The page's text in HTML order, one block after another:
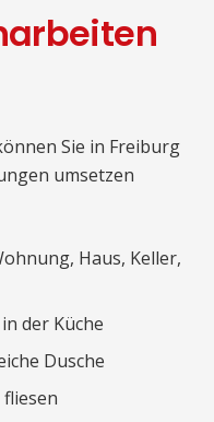
Sie in Freiburg
umsetzen
Haus, Keller,
der Küche
Dusche